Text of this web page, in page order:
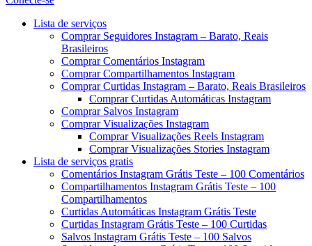
Menu
Lista de serviços
Comprar Seguidores Instagram – Barato, Reais
Brasileiros
Comprar Comentários Instagram
Comprar Compartilhamentos Instagram
Comprar Curtidas Instagram – Barato, Reais Brasileiros
Comprar Curtidas Automáticas Instagram
Comprar Salvos Instagram
Comprar Visualizações Instagram
Comprar Visualizações Reels Instagram
Comprar Visualizações Stories Instagram
Lista de serviços gratis
Comentários Instagram Grátis Teste – 100 Comentários
Compartilhamentos Instagram Grátis Teste – 100
Compartilhamentos
Curtidas Automáticas Instagram Grátis Teste
Curtidas Instagram Grátis Teste – 100 Curtidas
Salvos Instagram Grátis Teste – 100 Salvos